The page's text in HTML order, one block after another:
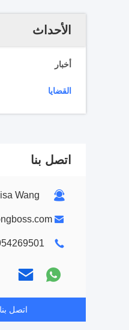
الأحداث
أخبار
القضايا
اتصل بنا
Wang
اتصل